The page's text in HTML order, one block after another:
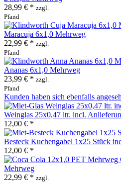
28,99 € * zzgl.
Pfand
Maracuja 6x1,0 Mehrweg
22,99 € * zzgl.
Pfand
Ananas 6x1,0 Mehrweg
23,99 € * zzgl.
Pfand
Kunden haben sich ebenfalls
Weinglas 25x0,47 ltr. incl.
12,00 € *
Besteck Kuchengabel 1x25 Stück
12,00 € *
Mehrweg
22,99 € * zzgl.